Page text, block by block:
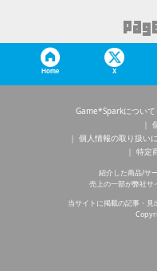
Home X
Game*Sparkについて
個人情報の取り扱い
特定
紹介した商品/サ
売上の一部が弊社サ
当サイトに掲載の記事・見